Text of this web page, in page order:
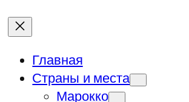
Главная
Страны и места
Марокко